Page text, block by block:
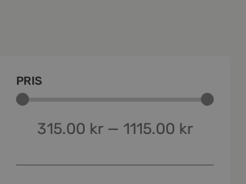
PRIS
315.00 kr — 1115.00 kr